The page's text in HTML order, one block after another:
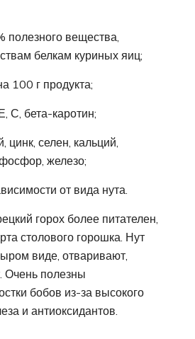
полезного вещества,
белкам куриных яиц;
100 г продукта;
С, бета-каротин;
цинк, селен, кальций,
железо;
от вида нута.
горох более питателен,
столового горошка. Нут
виде, отваривают,
Очень полезны
бобов из-за высокого
и антиоксидантов.